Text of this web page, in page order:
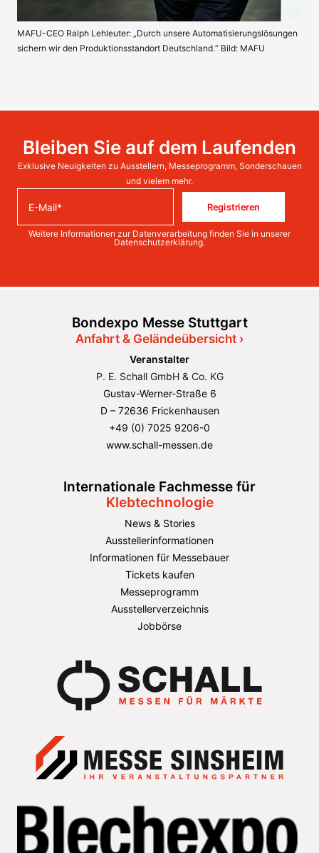
MAFU-CEO Ralph Lehleuter: „Durch unsere Automatisierungslösungen
sichern wir den Produktionsstandort Deutschland.“ Bild: MAFU
Bleiben Sie auf dem Laufenden
Exklusive Neuigkeiten zu Ausstellern, Messeprogramm, Sonderschauen
und vielem mehr.
Registrieren
Weitere Informationen zur Datenverarbeitung finden Sie in unserer
Datenschutzerklärung.
Bondexpo Messe Stuttgart
Anfahrt & Geländeübersicht ›
Veranstalter
P. E. Schall GmbH & Co. KG
Gustav-Werner-Straße 6
D – 72636 Frickenhausen
+49 (0) 7025 9206-0
www.schall-messen.de
Internationale Fachmesse für
Klebtechnologie
News & Stories
Ausstellerinformationen
Informationen für Messebauer
Tickets kaufen
Messeprogramm
Ausstellerverzeichnis
Jobbörse